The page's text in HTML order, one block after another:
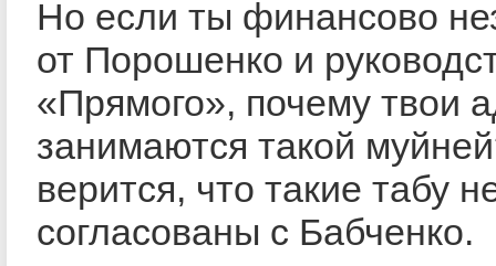
Но если ты финансово
от Порошенко и
«Прямого», почему твои
занимаются такой
верится, что такие табу
согласованы с Бабченко.